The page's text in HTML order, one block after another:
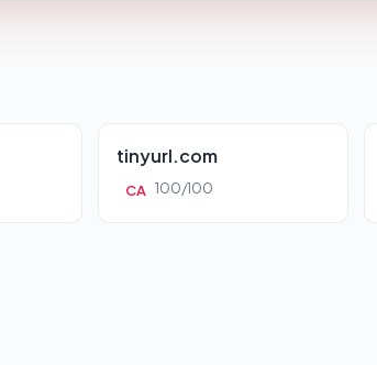
tinyurl.com
CA 100/100